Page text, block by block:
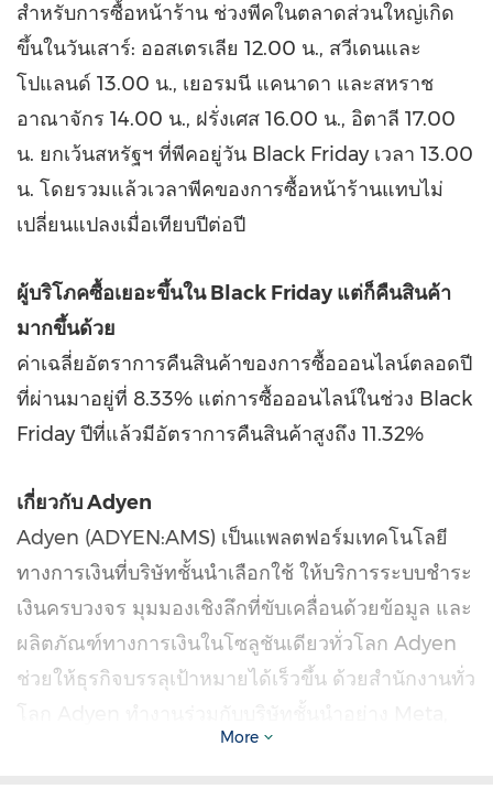
สำหรับการซื้อหน้าร้าน ช่วงพีคในตลาดส่วนใหญ่เกิด
ขึ้นในวันเสาร์: ออสเตรเลีย 12.00 น., สวีเดนและ
โปแลนด์ 13.00 น., เยอรมนี แคนาดา และสหราช
อาณาจักร 14.00 น., ฝรั่งเศส 16.00 น., อิตาลี 17.00
น. ยกเว้นสหรัฐฯ ที่พีคอยู่วัน Black Friday เวลา 13.00
น. โดยรวมแล้วเวลาพีคของการซื้อหน้าร้านแทบไม่
เปลี่ยนแปลงเมื่อเทียบปีต่อปี
ผู้บริโภคซื้อเยอะขึ้นใน Black Friday แต่ก็คืนสินค้า
มากขึ้นด้วย
ค่าเฉลี่ยอัตราการคืนสินค้าของการซื้อออนไลน์ตลอดปี
ที่ผ่านมาอยู่ที่ 8.33% แต่การซื้อออนไลน์ในช่วง Black
Friday ปีที่แล้วมีอัตราการคืนสินค้าสูงถึง 11.32%
เกี่ยวกับ Adyen
Adyen (ADYEN:AMS) เป็นแพลตฟอร์มเทคโนโลยี
ทางการเงินที่บริษัทชั้นนำเลือกใช้ ให้บริการระบบชำระ
เงินครบวงจร มุมมองเชิงลึกที่ขับเคลื่อนด้วยข้อมูล และ
ผลิตภัณฑ์ทางการเงินในโซลูชันเดียวทั่วโลก Adyen
ช่วยให้ธุรกิจบรรลุเป้าหมายได้เร็วขึ้น ด้วยสำนักงานทั่ว
Uber, H&M, eBay และ Microsoft
More